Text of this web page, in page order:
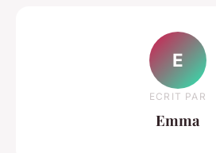
E
ECRIT PAR
Emma